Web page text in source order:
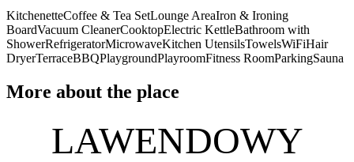
KitchenetteCoffee & Tea SetLounge AreaIron & Ironing
BoardVacuum CleanerCooktopElectric KettleBathroom with
ShowerRefrigeratorMicrowaveKitchen UtensilsTowelsWiFiHair
DryerTerraceBBQPlaygroundPlayroomFitness RoomParkingSauna
More about the place
LAWENDOWY